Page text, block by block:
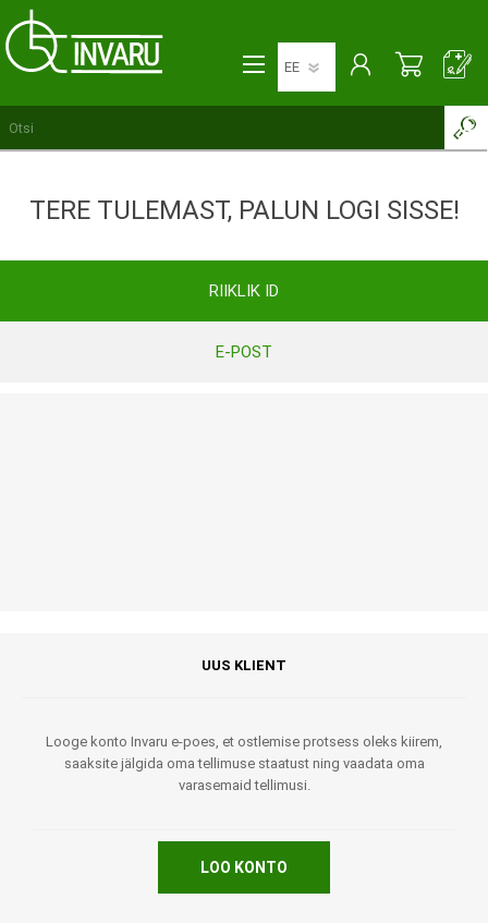
TERE TULEMAST, PALUN LOGI SISSE!
RIIKLIK ID
E-POST
UUS KLIENT
Looge konto Invaru e-poes, et ostlemise protsess oleks kiirem,
saaksite jälgida oma tellimuse staatust ning vaadata oma
varasemaid tellimusi.
LOO KONTO